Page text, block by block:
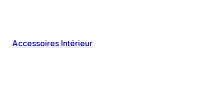
Accessoires Intérieur